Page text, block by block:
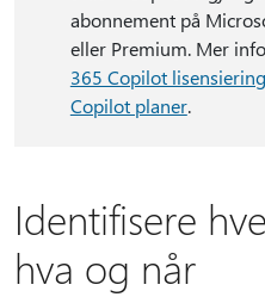
abonnement på
eller Premium. Mer
365 Copilot
Copilot planer.
Identifisere
hva og når